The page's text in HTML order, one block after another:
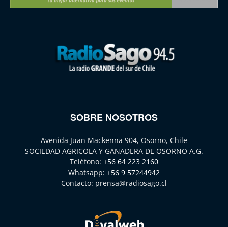
SOBRE NOSOTROS
Avenida Juan Mackenna 904, Osorno, Chile
SOCIEDAD AGRICOLA Y GANADERA DE OSORNO A.G.
Teléfono: +56 64 223 2160
Whatsapp: +56 9 57244942
Contacto: prensa@radiosago.cl